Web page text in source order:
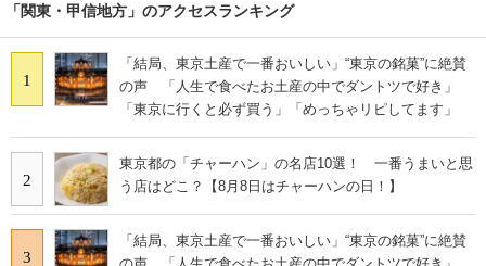
「関東・甲信地方」のアクセスランキング
1
「結局、東京土産で一番おいしい」“東京の銘菓”に絶賛
の声 「人生で食べたお土産の中でダントツで好き」
「東京に行くと必ず買う」「めっちゃリピしてます」
2
東京都の「チャーハン」の名店10選！ 一番うまいと思
う店はどこ？【8月8日はチャーハンの日！】
3
「結局、東京土産で一番おいしい」“東京の銘菓”に絶賛